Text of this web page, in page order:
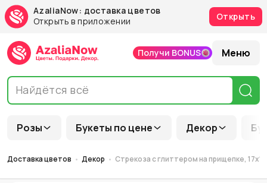
AzaliaNow: доставка цветов
Открыть в приложении
Открыть
Розы Букеты по цене Декор
Получи BONUS Меню
Доставка цветов Декор Стрекоза с глиттером на прищепке,